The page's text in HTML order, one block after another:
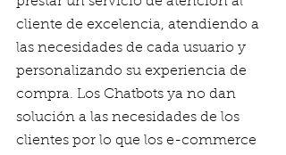
cliente de excelencia, atendiendo a
las necesidades de cada usuario y
personalizando su experiencia de
compra. Los Chatbots ya no dan
solución a las necesidades de los
clientes por lo que los e-commerce